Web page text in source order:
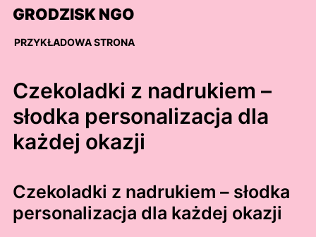
Skip
content
GRODZISK NGO
PRZYKŁADOWA STRONA
Czekoladki z nadrukiem –
słodka personalizacja dla
każdej okazji
Czekoladki z nadrukiem – słodka
personalizacja dla każdej okazji